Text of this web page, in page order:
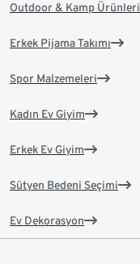
Outdoor & Kamp Ürünleri
Erkek Pijama Takımı
Spor Malzemeleri
Kadın Ev Giyim
Erkek Ev Giyim
Sütyen Bedeni Seçimi
Ev Dekorasyon